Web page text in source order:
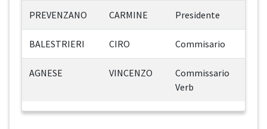
PREVENZANO CARMINE Presidente
BALESTRIERI CIRO Commisario
AGNESE VINCENZO
Commissario
Verb